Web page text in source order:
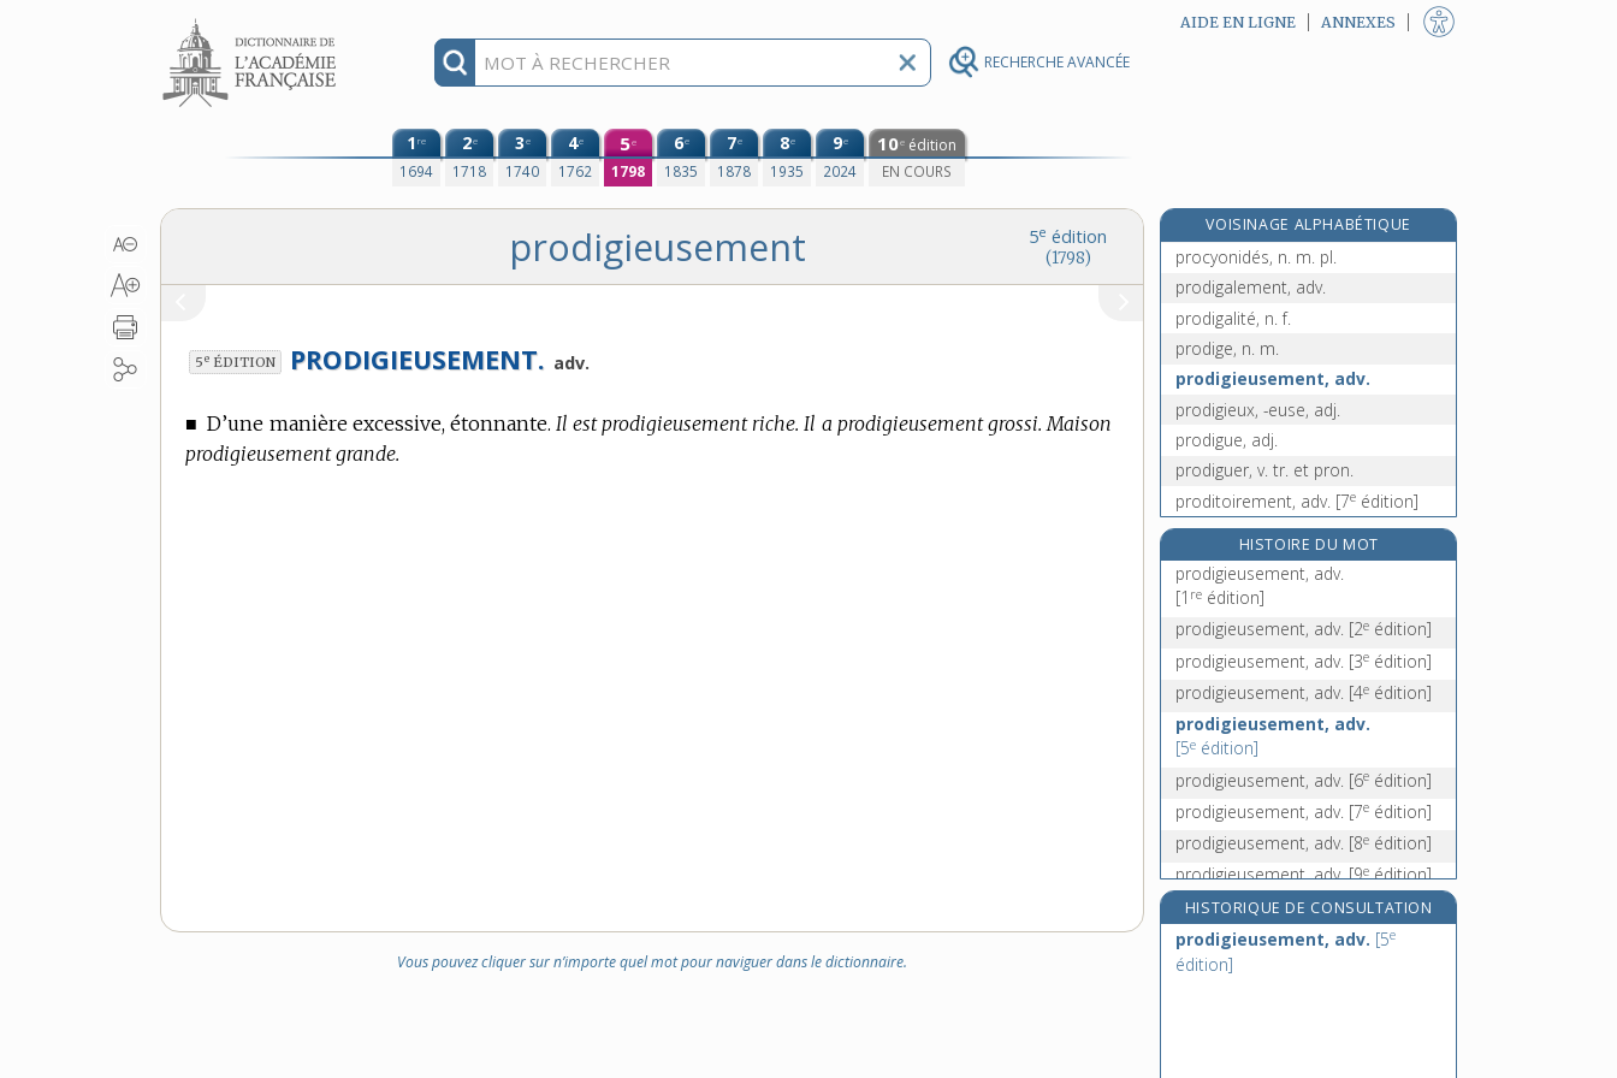
RECHERCHE AVANCÉE
Aller au contenu AIDE EN LIGNE ANNEXES
1re
1694
2e
1718
3e
1740
4e
1762
5e
1798
6e
1835
7e
1878
8e
1935
9e
2024
10e édition
EN COURS
5e édition
(1798)
prodigieusement
5e ÉDITION PRODIGIEUSEMENT. adv.
■D’une manière excessive, étonnante. Il est prodigieusement riche. Il a prodigieusement grossi. Maison
prodigieusement grande.
Vous pouvez cliquer sur n’importe quel mot pour naviguer dans le dictionnaire.
VOISINAGE ALPHABÉTIQUE
Procuste, n. m.
procyonidés, n. m. pl.
prodigalement, adv.
prodigalité, n. f.
prodige, n. m.
prodigieusement, adv.
prodigieux, -euse, adj.
prodigue, adj.
prodiguer, v. tr. et pron.
proditoirement, adv. [7e édition]
pro domo, loc. adv.
prodrome, n. m.
producteur, -trice, adj. et n.
productif, -ive, adj.
production, n. f.
HISTOIRE DU MOT
prodigieusement, adv.
[1 re édition]
prodigieusement, adv. [2e édition]
prodigieusement, adv. [3e édition]
prodigieusement, adv. [4e édition]
prodigieusement, adv.
[5e édition]
prodigieusement, adv. [6e édition]
prodigieusement, adv. [7e édition]
prodigieusement, adv. [8e édition]
prodigieusement, adv.[9eédition]
HISTORIQUE DE CONSULTATION
prodigieusement, adv. [5e
édition]